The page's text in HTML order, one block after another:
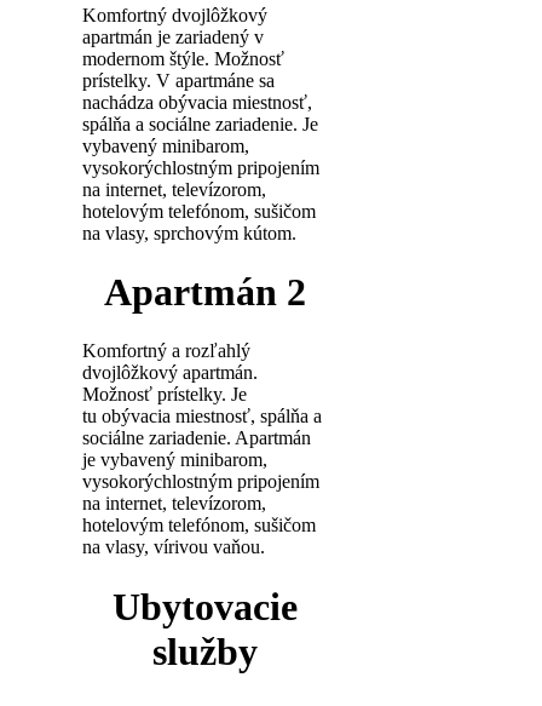
Komfortný dvojlôžkový
apartmán je zariadený v
modernom štýle. Možnosť
prístelky. V apartmáne sa
nachádza obývacia miestnosť,
spálňa a sociálne zariadenie. Je
vybavený minibarom,
vysokorýchlostným pripojením
na internet, televízorom,
hotelovým telefónom, sušičom
na vlasy, sprchovým kútom.
Apartmán 2
Komfortný a rozľahlý
dvojlôžkový apartmán.
Možnosť prístelky. Je
tu obývacia miestnosť, spálňa a
sociálne zariadenie. Apartmán
je vybavený minibarom,
vysokorýchlostným pripojením
na internet, televízorom,
hotelovým telefónom, sušičom
na vlasy, vírivou vaňou.
Ubytovacie
služby